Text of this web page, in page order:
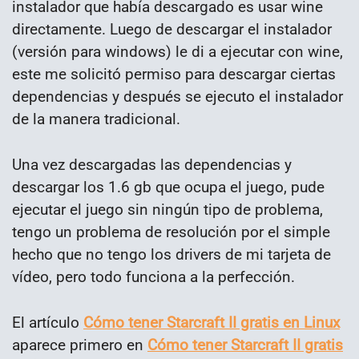
instalador que había descargado es usar wine
directamente. Luego de descargar el instalador
(versión para windows) le di a ejecutar con wine,
este me solicitó permiso para descargar ciertas
dependencias y después se ejecuto el instalador
de la manera tradicional.
Una vez descargadas las dependencias y
descargar los 1.6 gb que ocupa el juego, pude
ejecutar el juego sin ningún tipo de problema,
tengo un problema de resolución por el simple
hecho que no tengo los drivers de mi tarjeta de
vídeo, pero todo funciona a la perfección.
El artículo Cómo tener Starcraft II gratis en Linux
aparece primero en Cómo tener Starcraft II gratis